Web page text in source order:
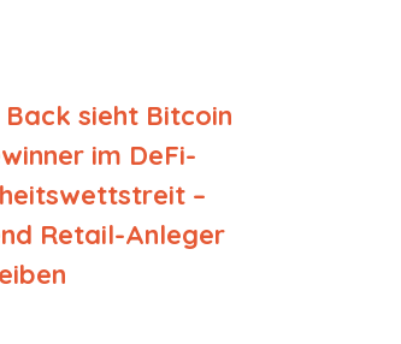
sieht Bitcoin
im DeFi-
–
Retail-Anleger